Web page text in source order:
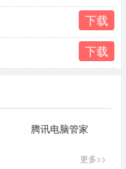
下载
下载
腾讯电脑管家
更多>>